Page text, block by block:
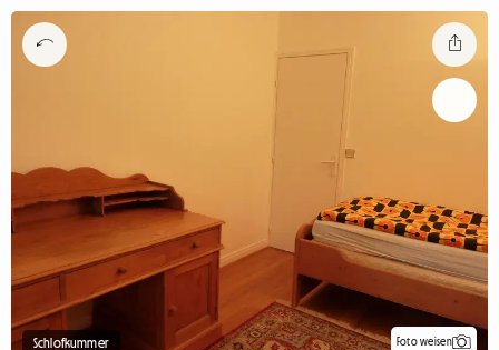
Schlofkummer Foto weisen